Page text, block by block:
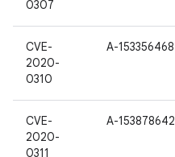
0307
CVE-
2020-
0310
A-153356468
CVE-
2020-
0311
A-153878642